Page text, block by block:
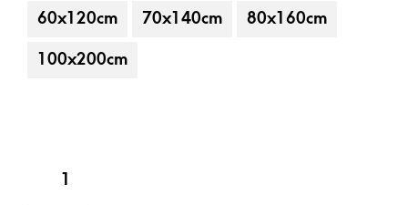
60x120cm 70x140cm 80x160cm
100x200cm